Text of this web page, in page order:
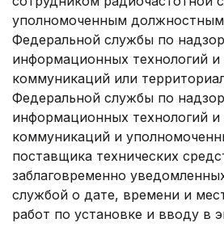
уполномоченным
Федеральной службы по
информационных технологий
коммуникаций или
Федеральной службы по
информационных технологий
коммуникаций и
поставщика технических
заблаговременно
службой о дате, времени и
работ по установке и вводу в